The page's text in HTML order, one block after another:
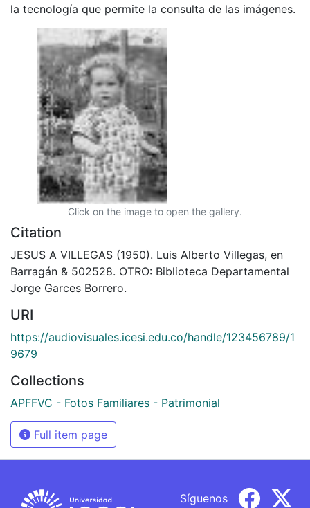
la tecnología que permite la consulta de las imágenes.
Click on the image to open the gallery.
Citation
JESUS A VILLEGAS (1950). Luis Alberto Villegas, en
Barragán & 502528. OTRO: Biblioteca Departamental
Jorge Garces Borrero.
URI
https://audiovisuales.icesi.edu.co/handle/123456789/1
9679
Collections
APFFVC - Fotos Familiares - Patrimonial
Full item page
Síguenos